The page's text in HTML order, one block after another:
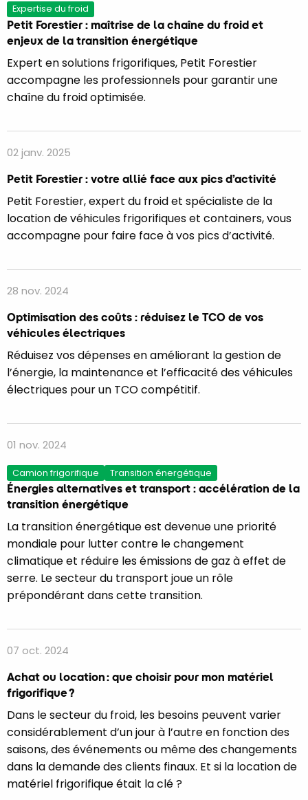
Expertise du froid
Petit Forestier : maîtrise de la chaîne du froid et
enjeux de la transition énergétique
Expert en solutions frigorifiques, Petit Forestier
accompagne les professionnels pour garantir une
chaîne du froid optimisée.
02 janv. 2025
Petit Forestier : votre allié face aux pics d’activité
Petit Forestier, expert du froid et spécialiste de la
location de véhicules frigorifiques et containers, vous
accompagne pour faire face à vos pics d’activité.
28 nov. 2024
Optimisation des coûts : réduisez le TCO de vos
véhicules électriques
Réduisez vos dépenses en améliorant la gestion de
l’énergie, la maintenance et l’efficacité des véhicules
électriques pour un TCO compétitif.
01 nov. 2024
Camion frigorifique Transition énergétique
Énergies alternatives et transport : accélération de la
transition énergétique
La transition énergétique est devenue une priorité
mondiale pour lutter contre le changement
climatique et réduire les émissions de gaz à effet de
serre. Le secteur du transport joue un rôle
prépondérant dans cette transition.
07 oct. 2024
Achat ou location : que choisir pour mon matériel
frigorifique ?
Dans le secteur du froid, les besoins peuvent varier
considérablement d’un jour à l’autre en fonction des
saisons, des événements ou même des changements
dans la demande des clients finaux. Et si la location de
matériel frigorifique était la clé ?